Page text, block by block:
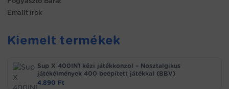
Emailt írok
Kiemelt termékek
Sup X 400IN1 kézi játékkonzol – Nosztalgikus
játékélmények 400 beépített játékkal (BBV)
4.890 Ft